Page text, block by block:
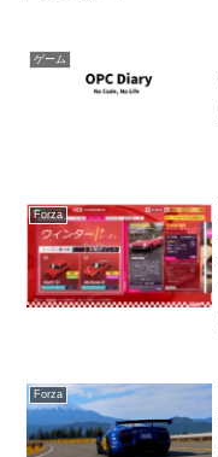
ゲーム
Forza
Forza